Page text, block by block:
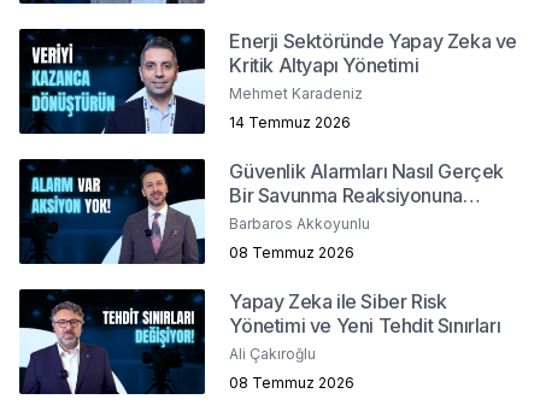
Enerji Sektöründe Yapay Zeka ve
Kritik Altyapı Yönetimi
Mehmet Karadeniz
14 Temmuz 2026
Güvenlik Alarmları Nasıl Gerçek
Bir Savunma Reaksiyonuna
Dönüşür ?
Barbaros Akkoyunlu
08 Temmuz 2026
Yapay Zeka ile Siber Risk
Yönetimi ve Yeni Tehdit Sınırları
Ali Çakıroğlu
08 Temmuz 2026